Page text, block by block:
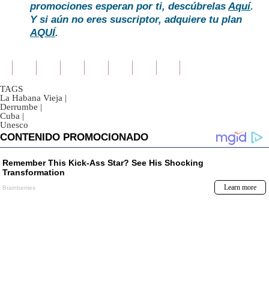
promociones esperan por ti, descúbrelasAquí.
Y si aún no eres suscriptor, adquiere tu plan
AQUÍ.
TAGS
La Habana Vieja |
Derrumbe |
Cuba |
Unesco